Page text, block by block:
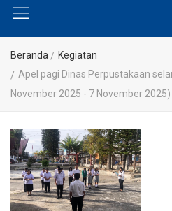
Beranda
Kegiatan
Apel pagi Dinas Perpustakaan
November 2025 - 7 November 2025)